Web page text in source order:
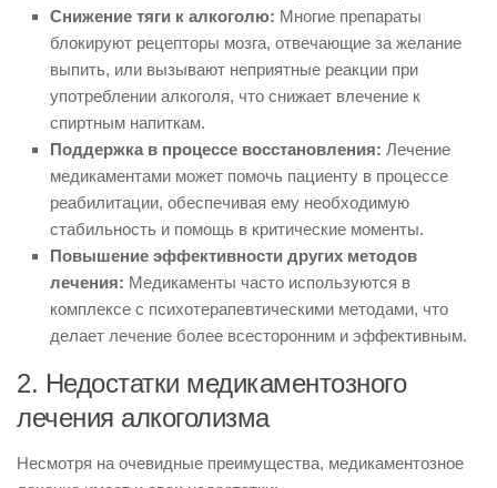
Снижение тяги к алкоголю: Многие препараты
блокируют рецепторы мозга, отвечающие за желание
выпить, или вызывают неприятные реакции при
употреблении алкоголя, что снижает влечение к
спиртным напиткам.
Поддержка в процессе восстановления: Лечение
медикаментами может помочь пациенту в процессе
реабилитации, обеспечивая ему необходимую
стабильность и помощь в критические моменты.
Повышение эффективности других методов
лечения: Медикаменты часто используются в
комплексе с психотерапевтическими методами, что
делает лечение более всесторонним и эффективным.
2. Недостатки медикаментозного
лечения алкоголизма
Несмотря на очевидные преимущества, медикаментозное